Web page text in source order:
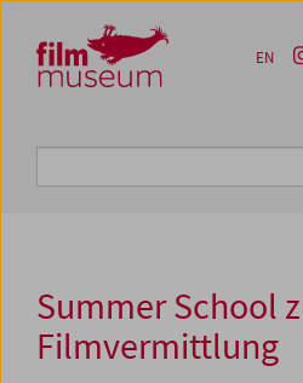
Zum Inhalt
Zum Hauptmenü
Zur Servicenavigation
Zum Suche
EN
Summer School
Filmvermittlung